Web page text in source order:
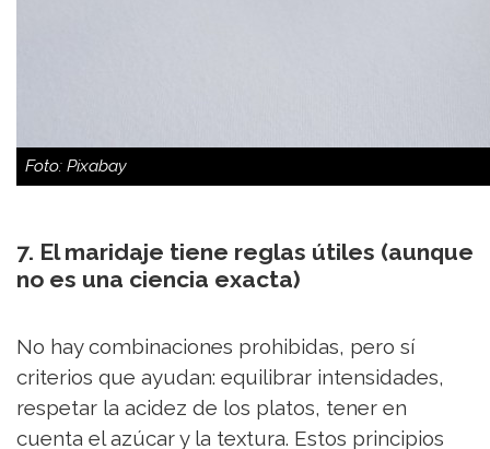
Foto: Pixabay
7. El maridaje tiene reglas útiles (aunque
no es una ciencia exacta)
No hay combinaciones prohibidas, pero sí
criterios que ayudan: equilibrar intensidades,
respetar la acidez de los platos, tener en
cuenta el azúcar y la textura. Estos principios